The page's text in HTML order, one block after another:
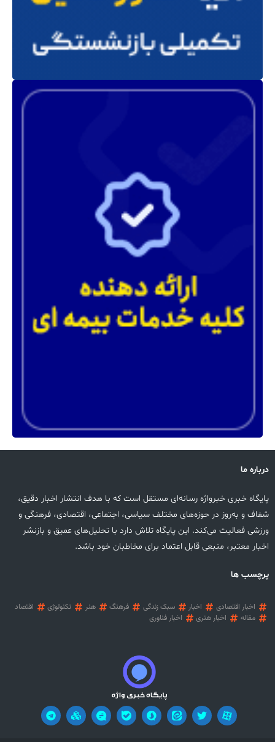
درباره ما
پایگاه خبری خبرواژه رسانه‌ای مستقل است که با هدف انتشار اخبار دقیق،
شفاف و به‌روز در حوزه‌های مختلف سیاسی، اجتماعی، اقتصادی، فرهنگی و
ورزشی فعالیت می‌کند. این پایگاه تلاش دارد با تحلیل‌های عمیق و بازنشر
اخبار معتبر، منبعی قابل اعتماد برای مخاطبان خود باشد.
پرچسب ها
اخبار اقتصادی اخبار سبک زندگی فرهنگ هنر تکنولوژی
اقتصاد
مقاله
اخبار هنری اخبار فناوری